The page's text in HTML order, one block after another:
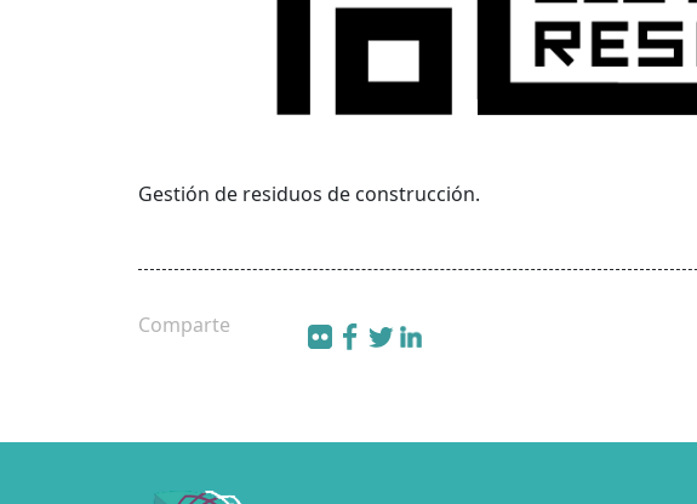
Gestión de residuos de construcción.
Comparte